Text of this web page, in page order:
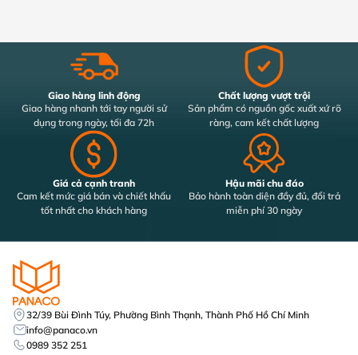
Giao hàng linh động
Giao hàng nhanh tới tay người sử
dụng trong ngày, tối đa 72h
Chất lượng vượt trội
Sản phẩm có nguồn gốc xuất xứ rõ
ràng, cam kết chất lượng
Giá cả cạnh tranh
Cam kết mức giá bán và chiết khấu
tốt nhất cho khách hàng
Hậu mãi chu đáo
Bảo hành toàn diện đầy đủ, đổi trả
miễn phí 30 ngày
32/39 Bùi Đình Túy, Phường Bình Thạnh, Thành Phố Hồ Chí Minh
info@panaco.vn
0989 352 251